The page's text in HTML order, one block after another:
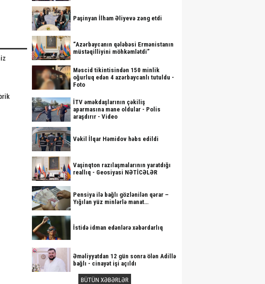
Paşinyan İlham Əliyevə zəng etdi
“Azərbaycanın qələbəsi Ermənistanın
müstəqilliyini möhkəmlətdi”
Məscid tikintisindən 150 minlik
oğurluq edən 4 azərbaycanlı tutuldu -
Foto
İTV əməkdaşlarının çəkiliş
aparmasına mane oldular - Polis
araşdırır - Video
Vəkil İlqar Həmidov həbs edildi
Vaşinqton razılaşmalarının yaratdığı
reallıq - Geosiyasi NƏTİCƏLƏR
Pensiya ilə bağlı gözlənilən qərar –
Yığılan yüz minlərlə manat…
İstidə idman edənlərə xəbərdarlıq
Əməliyyatdan 12 gün sonra ölən Adillə
bağlı - cinayət işi açıldı
BÜTÜN XƏBƏRLƏR